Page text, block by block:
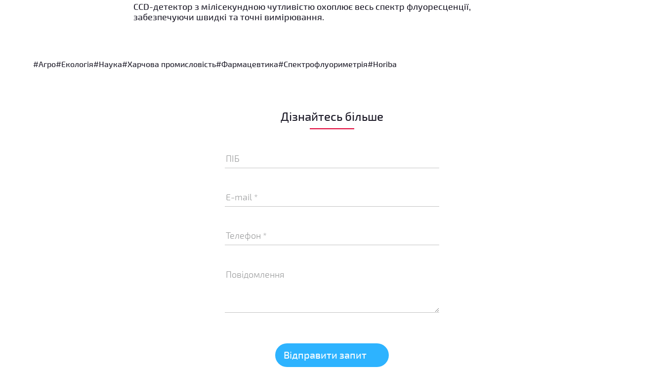
CCD-детектор з мілісекундною чутливістю охоплює весь спектр флуоресценції,
забезпечуючи швидкі та точні вимірювання.
#Агро#Екологія#Наука#Харчова промисловість#Фармацевтика#Спектрофлуориметрія#Horiba
Дізнайтесь більше